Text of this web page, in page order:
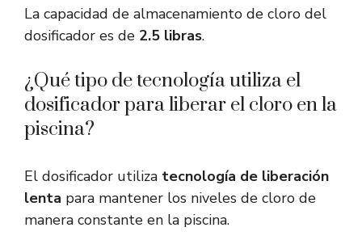
La capacidad de almacenamiento de cloro del
dosificador es de 2.5 libras.
¿Qué tipo de tecnología utiliza el
dosificador para liberar el cloro en la
piscina?
El dosificador utiliza tecnología de liberación
lenta para mantener los niveles de cloro de
manera constante en la piscina.